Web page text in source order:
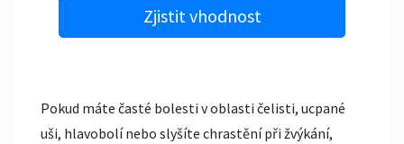
Zjistit vhodnost
Pokud máte časté bolesti v oblasti čelisti, ucpané
uši, hlavobolí nebo slyšíte chrastění při žvýkání,